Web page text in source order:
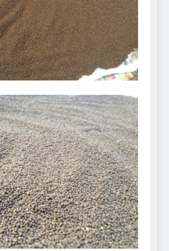
Can Bulldogs Play Fetch?
And How to Train Them!
7 Năm Ago
How Often Do I Need to
Groom My Bulldog
7 Năm Ago